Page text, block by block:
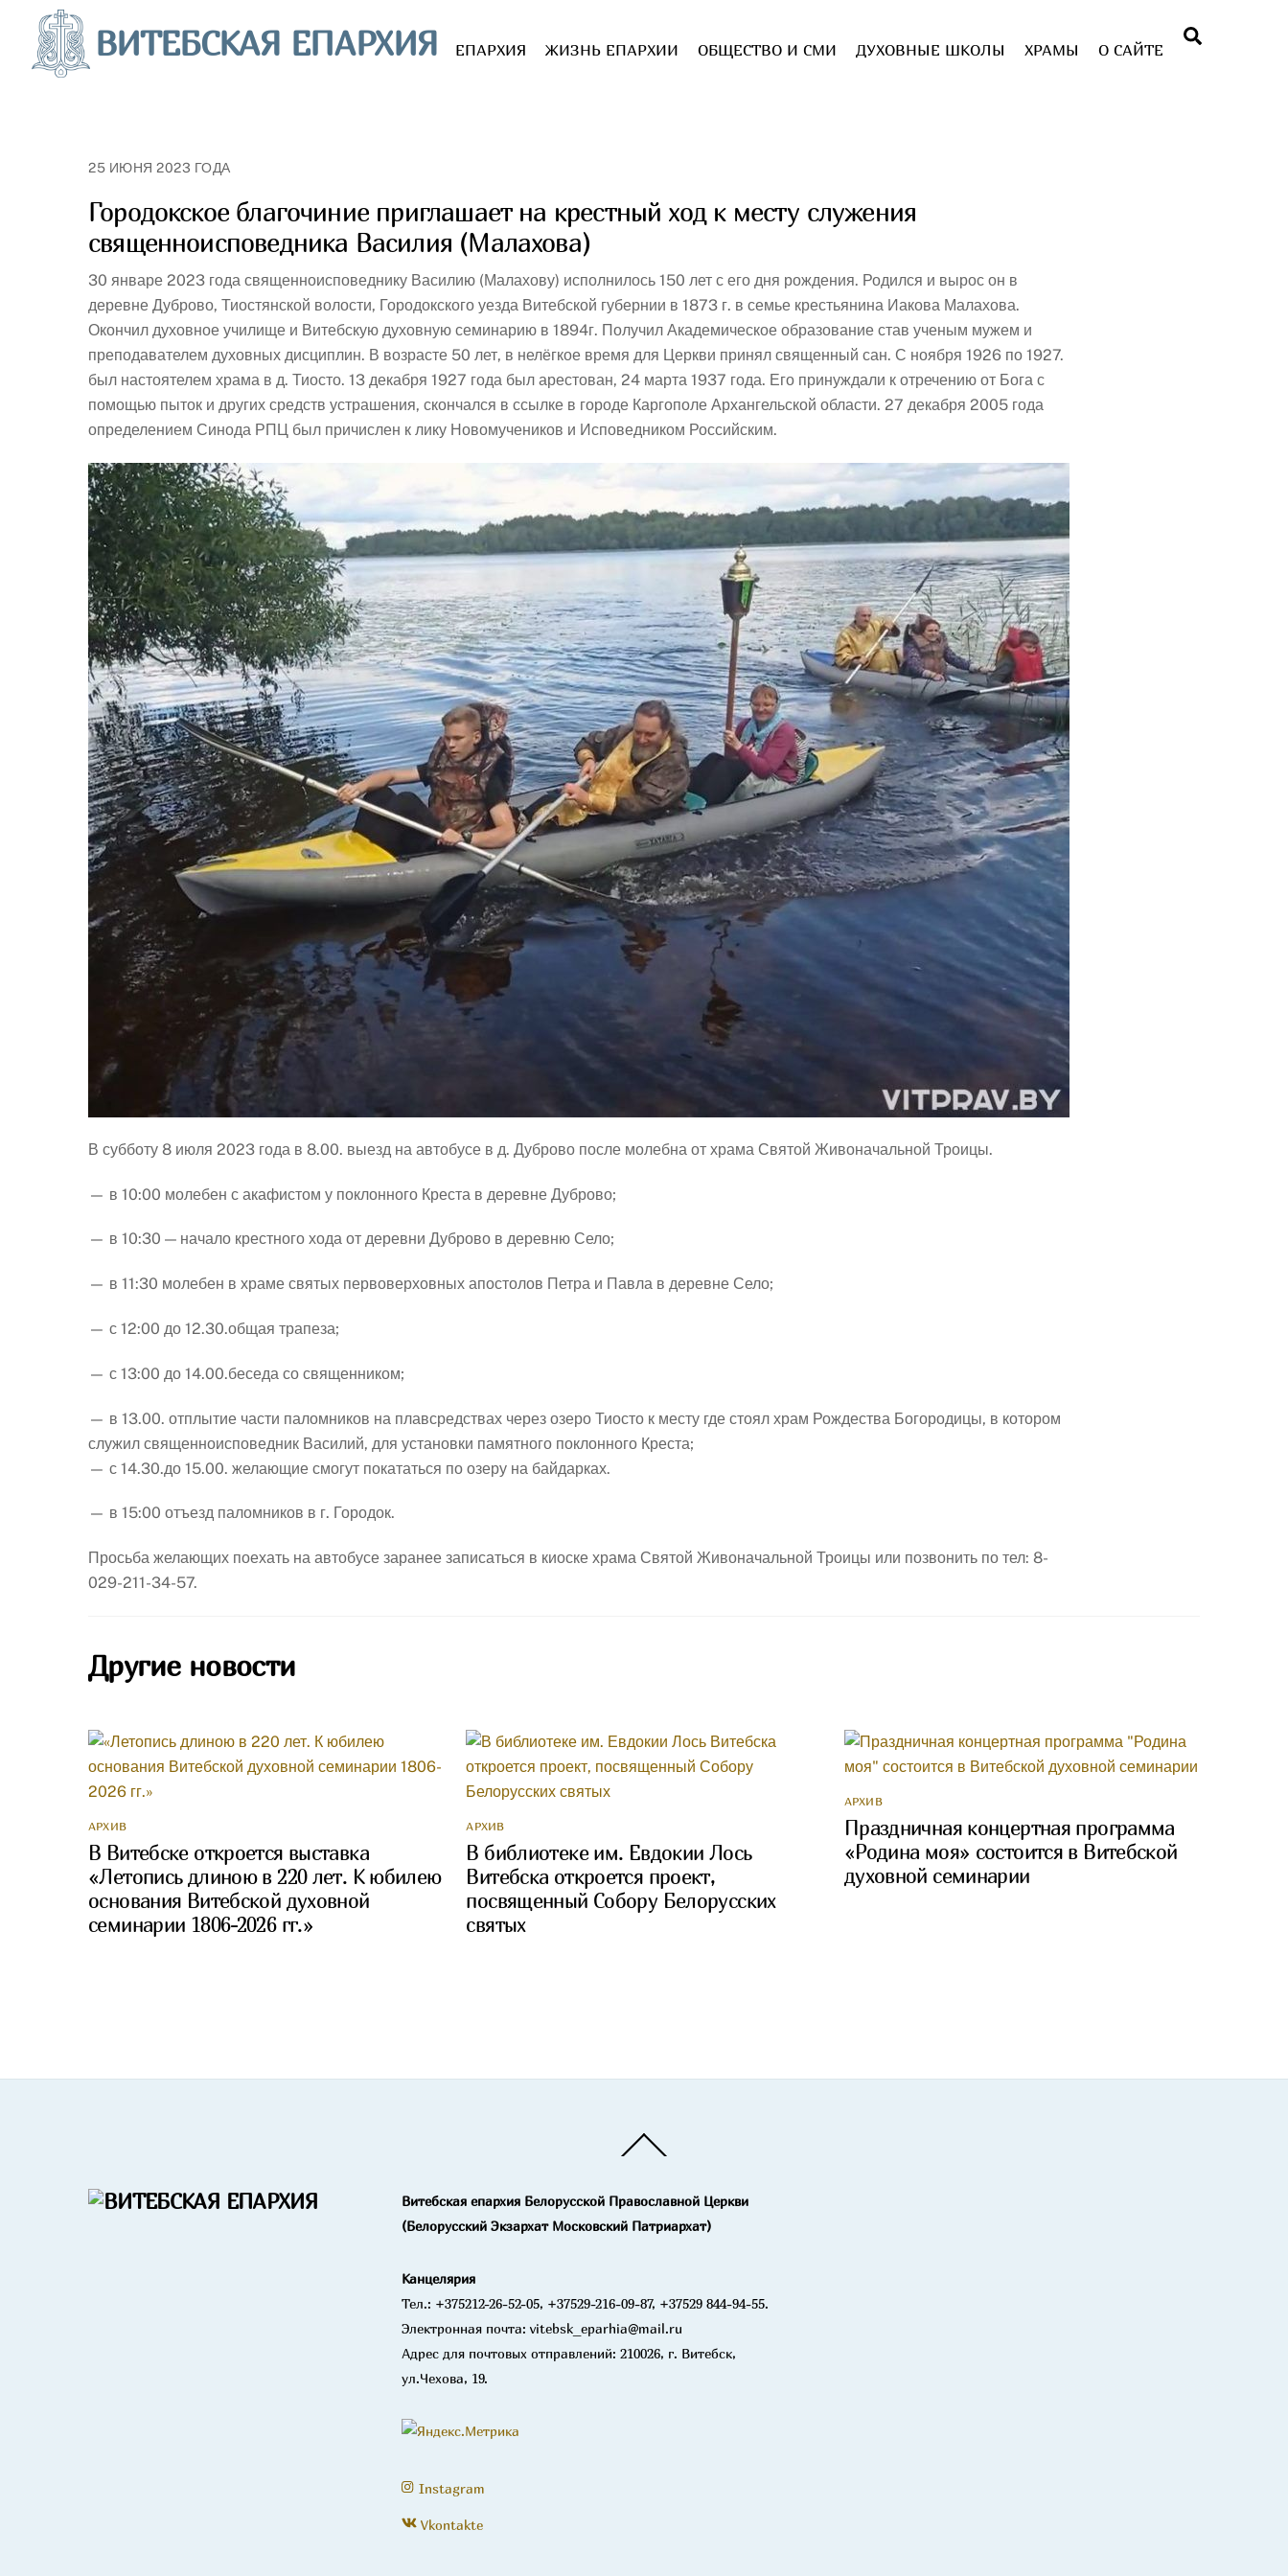
content
ВИТЕБСКАЯ ЕПАРХИЯ ЕПАРХИЯ ЖИЗНЬ ЕПАРХИИ ОБЩЕСТВО И СМИ ДУХОВНЫЕ ШКОЛЫ ХРАМЫ О САЙТЕ
25 ИЮНЯ 2023 ГОДА
Городокское благочиние приглашает на крестный ход к месту служения
священноисповедника Василия (Малахова)
30​ январе 2023 года священноисповеднику Василию (Малахову) исполнилось 150 лет с его дня рождения.​ Родился и вырос он в
деревне Дуброво, Тиостянской волости, Городокского уезда Витебской губернии в 1873 г. в семье крестьянина Иакова Малахова.
Окончил духовное училище и Витебскую духовную семинарию в 1894г. Получил Академическое образование став ученым мужем и​
преподавателем духовных дисциплин. В возрасте 50 лет, в нелёгкое время для Церкви принял священный сан. С ноября 1926 по 1927.
был настоятелем храма в д. Тиосто. 13 декабря 1927 года был арестован, 24 марта 1937 года. Его принуждали к отречению от Бога с
помощью пыток и других средств устрашения, скончался в ссылке в городе Каргополе Архангельской области. 27 декабря 2005 года
определением Синода РПЦ был причислен к лику Новомучеников и Исповедником Российским.
В субботу 8 июля 2023 года в 8.00. выезд на автобусе в д. Дуброво после молебна от храма Святой Живоначальной Троицы.
— в 10:00 молебен с акафистом у поклонного Креста в деревне Дуброво;
— в 10:30 — начало крестного хода от деревни Дуброво в деревню Село;
— в 11:30 молебен в храме святых первоверховных апостолов Петра и​ Павла в деревне Село;
— с 12:00 до 12.30.общая трапеза;
— с 13:00 до 14.00.беседа со священником;
— в 13.00. отплытие части паломников на плавсредствах через озеро Тиосто к месту где стоял храм Рождества Богородицы, в котором
служил священноисповедник Василий, для установки памятного поклонного Креста;
— с 14.30.до 15.00. желающие смогут покататься по озеру на байдарках.
— в 15:00 отъезд паломников в г. Городок.​
Просьба желающих поехать на автобусе заранее записаться в киоске храма Святой Живоначальной Троицы или позвонить по тел: 8-
029-211-34-57.
Другие новости
АРХИВ
В Витебске откроется выставка
«Летопись длиною в 220 лет. К юбилею
основания Витебской духовной
семинарии 1806-2026 гг.»
АРХИВ
В библиотеке им. Евдокии Лось
Витебска откроется проект,
посвященный Собору Белорусских
святых
АРХИВ
Праздничная концертная программа
«Родина моя» состоится в Витебской
духовной семинарии
To
Витебская епархия Белорусской Православной Церкви
(Белорусский Экзархат Московский Патриархат)
Канцелярия
Тел.: +375212-26-52-05, +37529-216-09-87, +37529 844-94-55.
Электронная почта: vitebsk_eparhia@mail.ru
Адрес для почтовых отправлений: 210026, г. Витебск,
ул.Чехова, 19.
Instagram
Vkontakte